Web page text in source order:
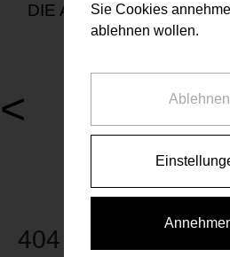
DIE AKTUELLEN
<
Walcherstraße 5, 1020
404 Seite nicht
Sie Cookies
ablehnen wollen.
Ablehnen